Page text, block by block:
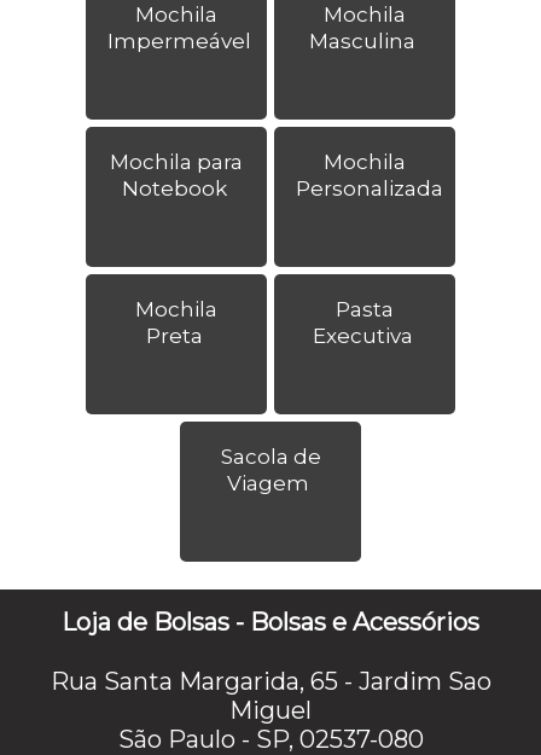
Mochila
Impermeável
Mochila
Masculina
Mochila para
Notebook
Mochila
Personalizada
Mochila
Preta
Pasta
Executiva
Sacola de
Viagem
Loja de Bolsas - Bolsas e Acessórios
Rua Santa Margarida, 65 - Jardim Sao
Miguel
São Paulo - SP, 02537-080